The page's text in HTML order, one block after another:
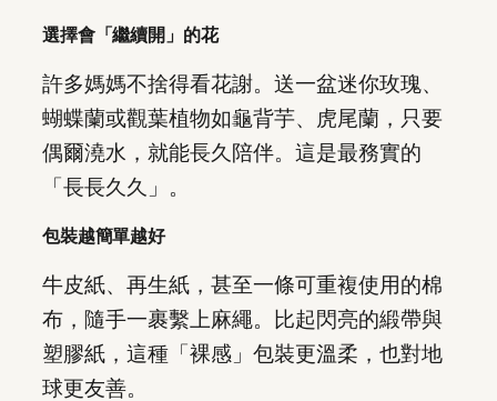
選擇會「繼續開」的花
許多媽媽不捨得看花謝。送一盆迷你玫瑰、
蝴蝶蘭或觀葉植物如龜背芋、虎尾蘭，只要
偶爾澆水，就能長久陪伴。這是最務實的
「長長久久」。
包裝越簡單越好
牛皮紙、再生紙，甚至一條可重複使用的棉
布，隨手一裹繫上麻繩。比起閃亮的緞帶與
塑膠紙，這種「裸感」包裝更溫柔，也對地
球更友善。